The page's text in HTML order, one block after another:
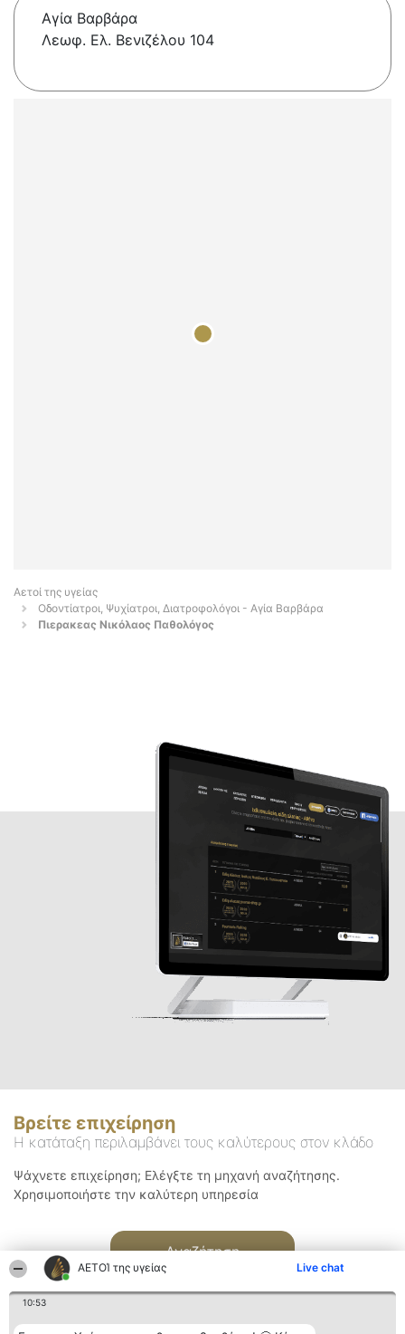
ΑΕΤΟΊ της υγείας Live chat
10:53
Αγία Βαρβάρα
Λεωφ. Ελ. Βενιζέλου 104
Αετοί της υγείας
Οδοντίατροι, Ψυχίατροι, Διατροφολόγοι - Αγία Βαρβάρα
Πιερακεας Νικόλαος Παθολόγος
Βρείτε επιχείρηση
Η κατάταξη περιλαμβάνει τους καλύτερους στον κλάδο
Ψάχνετε επιχείρηση; Ελέγξτε τη μηχανή αναζήτησης.
Χρησιμοποιήστε την καλύτερη υπηρεσία
Αναζήτηση